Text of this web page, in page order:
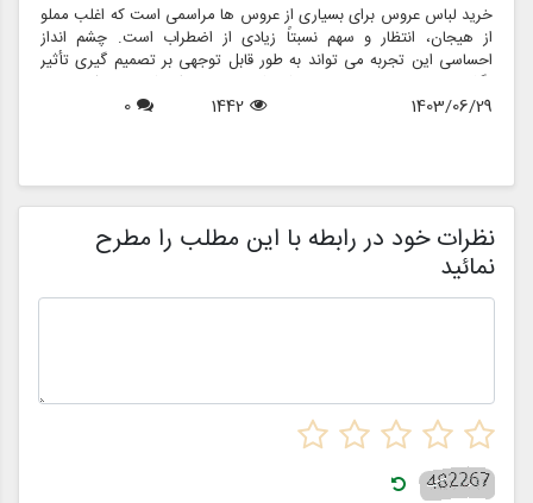
خرید لباس عروس برای بسیاری از عروس ها مراسمی است که اغلب مملو
از هیجان، انتظار و سهم نسبتاً زیادی از اضطراب است. چشم انداز
احساسی این تجربه می تواند به طور قابل توجهی بر تصمیم گیری تأثیر
بگذارد و منجر به انتخاب هایی شود که نه تنها سبک شخصی بلکه عوامل
روانی عمیق تری را نیز منعکس می کند. در این مقاله، روانشناسی خرید
1403/06/29
1442
0
نظرات خود در رابطه با این مطلب را مطرح
نمائید